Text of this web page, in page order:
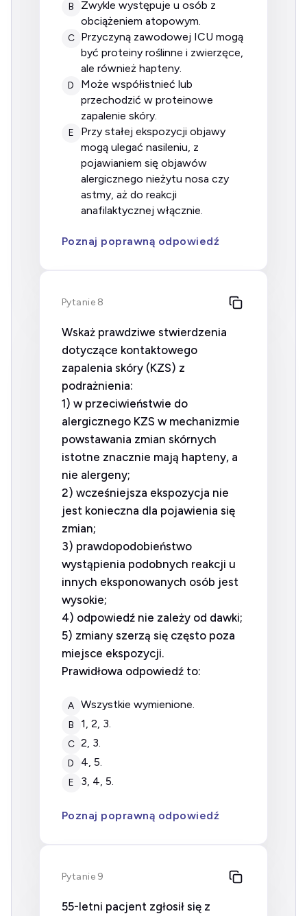
B
zwykle występuje u osób z
obciążeniem atopowym.
C
przyczyną zawodowej ICU mogą
być proteiny roślinne i zwierzęce,
ale również hapteny.
D
może współistnieć lub
przechodzić w proteinowe
zapalenie skóry.
E
przy stałej ekspozycji objawy
mogą ulegać nasileniu, z
pojawianiem się objawów
alergicznego nieżytu nosa czy
astmy, aż do reakcji
anafilaktycznej włącznie.
Poznaj poprawną odpowiedź
Pytanie 8
Wskaż prawdziwe stwierdzenia
dotyczące kontaktowego
zapalenia skóry (KZS) z
podrażnienia:
1) w przeciwieństwie do
alergicznego KZS w mechanizmie
powstawania zmian skórnych
istotne znacznie mają hapteny, a
nie alergeny;
2) wcześniejsza ekspozycja nie
jest konieczna dla pojawienia się
zmian;
3) prawdopodobieństwo
wystąpienia podobnych reakcji u
innych eksponowanych osób jest
wysokie;
4) odpowiedź nie zależy od dawki;
5) zmiany szerzą się często poza
miejsce ekspozycji.
Prawidłowa odpowiedź to:
A wszystkie wymienione.
B 1, 2, 3.
C 2, 3.
D 4, 5.
E 3, 4, 5.
Poznaj poprawną odpowiedź
Pytanie 9
55-letni pacjent zgłosił się z